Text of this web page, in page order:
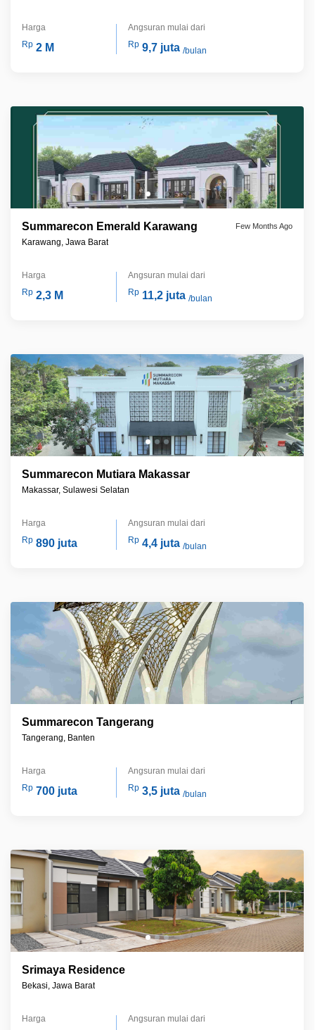
Harga
Rp 2 M
Angsuran mulai dari
Rp 9,7 juta /bulan
Summarecon Emerald Karawang
Karawang, Jawa Barat
Few Months Ago
Harga
Rp 2,3 M
Angsuran mulai dari
Rp 11,2 juta /bulan
Summarecon Mutiara Makassar
Makassar, Sulawesi Selatan
Harga
Rp 890 juta
Angsuran mulai dari
Rp 4,4 juta /bulan
Summarecon Tangerang
Tangerang, Banten
Harga
Rp 700 juta
Angsuran mulai dari
Rp 3,5 juta /bulan
Srimaya Residence
Bekasi, Jawa Barat
Harga Angsuran mulai dari